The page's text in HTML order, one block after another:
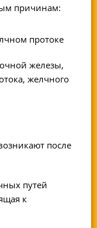
причинам:
протоке
железы,
желчного
после
путей
к